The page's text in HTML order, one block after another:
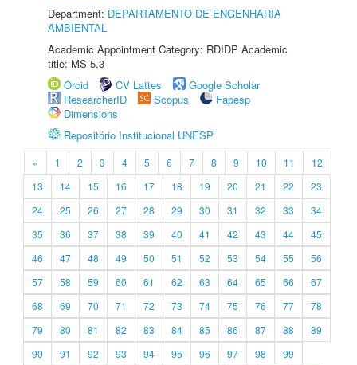
Department: DEPARTAMENTO DE ENGENHARIA
AMBIENTAL
Academic Appointment Category: RDIDP Academic
title: MS-5.3
Orcid
CV Lattes
Google Scholar
ResearcherID
Scopus
Fapesp
Dimensions
Repositório Institucional UNESP
« 1 2 3 4 5 6 7 8 9 10 11
12
13
14 15 16 17 18 19 20 21 22
23
24
25 26 27 28 29 30 31 32 33
34
35
36 37 38 39 40 41 42 43 44
45
46
47 48 49 50 51 52 53 54 55
56
57
58 59 60 61 62 63 64 65 66
67
68
69 70 71 72 73 74 75 76 77
78
79
80 81 82 83 84 85 86 87 88
89
90
91 92 93 94 95 96 97 98
99